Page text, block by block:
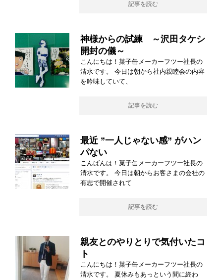
記事を読む
神様からの試練 ～沢田タケシ
開封の儀～
こんにちは！菓子缶メーカーフツー社長の
清水です。 今日は朝から社内親睦会の内容
を吟味していて、
記事を読む
最近 ”一人じゃない感” がハン
パない
こんばんは！菓子缶メーカーフツー社長の
清水です。 今日は朝からお客さまの会社の
有志で開催されて
記事を読む
親友とのやりとりで気付いたコ
ト
こんにちは！菓子缶メーカーフツー社長の
清水です。 夏休みもあっという間に終わ